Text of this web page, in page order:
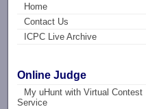
Home
Contact Us
ICPC Live Archive
Online Judge
My uHunt with Virtual Contest
Service